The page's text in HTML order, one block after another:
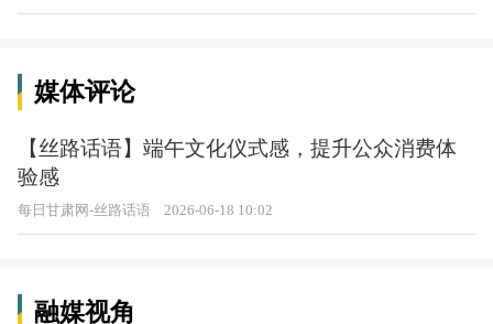
媒体评论
【丝路话语】端午文化仪式感，提升公众消费体
验感
每日甘肃网-丝路话语 2026-06-18 10:02
融媒视角